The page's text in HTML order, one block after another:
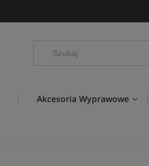
Akcesoria Wyprawowe